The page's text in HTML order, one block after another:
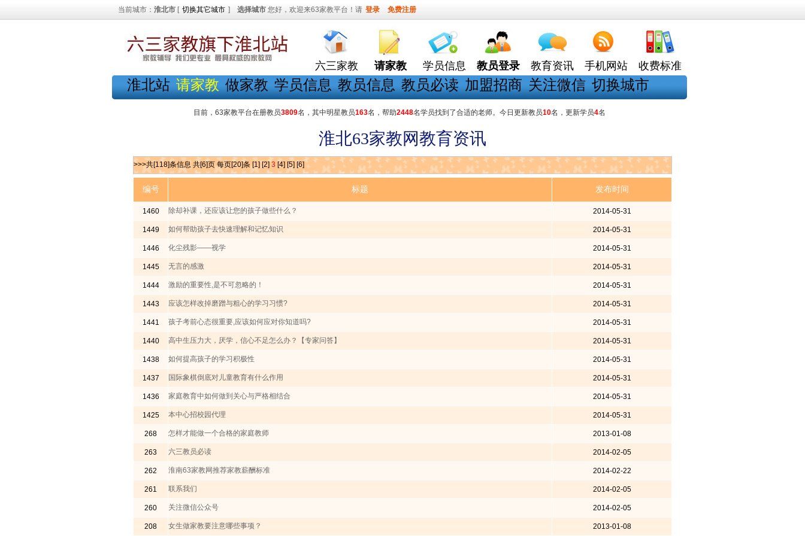
当前城市： 淮北市 [ 切换其它城市 ] 选择城市 您好，欢迎来63家教平台！请 登录 免费注册
六三家教 请家教 学员信息 教员登录 教育资讯 手机网站 收费标准
淮北站 请家教 做家教 学员信息 教员信息 教员必读 加盟招商 关注微信 切换城市
目前，63家教平台在册教员3809名，其中明星教员163名，帮助2448名学员找到了合适的老师。今日更新教员10名，更新学员4名
淮北63家教网教育资讯
>>>共[118]条信息 共[6]页 每页[20]条[1] [2] 3 [4] [5] [6]
编号 标题 发布时间
1460 除却补课，还应该让您的孩子做些什么？ 2014-05-31
1449 如何帮助孩子去快速理解和记忆知识 2014-05-31
1446 化尘残影——视学 2014-05-31
1445 无言的感激 2014-05-31
1444 激励的重要性,是不可忽略的！ 2014-05-31
1443 应该怎样改掉磨蹭与粗心的学习习惯? 2014-05-31
1441 孩子考前心态很重要,应该如何应对你知道吗? 2014-05-31
1440 高中生压力大，厌学，信心不足怎么办？【专家问答】 2014-05-31
1438 如何提高孩子的学习积极性 2014-05-31
1437 国际象棋倒底对儿童教育有什么作用 2014-05-31
1436 家庭教育中如何做到关心与严格相结合 2014-05-31
1425 本中心招校园代理 2014-05-31
268 怎样才能做一个合格的家庭教师 2013-01-08
263 六三教员必读 2014-02-05
262 淮南63家教网推荐家教薪酬标准 2014-02-22
261 联系我们 2014-02-05
260 关注微信公众号 2014-02-05
208 女生做家教要注意哪些事项？ 2013-01-08